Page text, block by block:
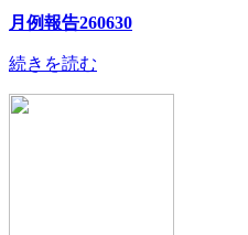
月例報告260630
続きを読む